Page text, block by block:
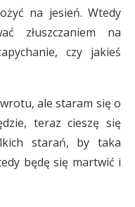
na jesień. Wtedy
złuszczaniem na
czy jakieś
ale staram się o
teraz cieszę się
starań, by taka
będę się martwić i